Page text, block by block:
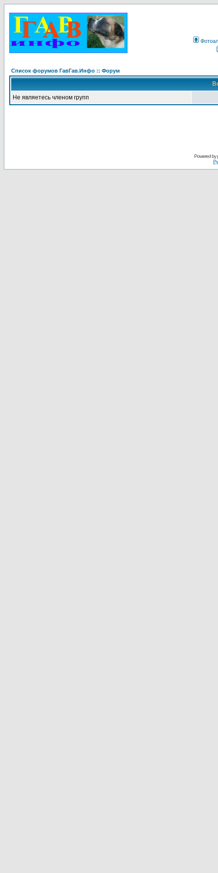
Список форумов ГавГав.Инфо :: Форум
Не являетесь членом групп
Powered by